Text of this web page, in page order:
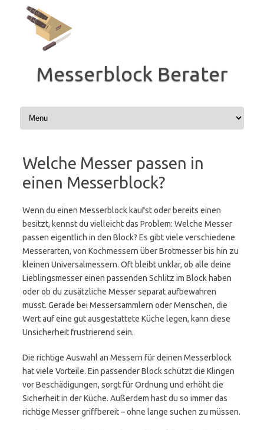
Inhalt
springen
Messerblock Berater
Welche Messer passen in
einen Messerblock?
Wenn du einen Messerblock kaufst oder bereits einen
besitzt, kennst du vielleicht das Problem: Welche Messer
passen eigentlich in den Block? Es gibt viele verschiedene
Messerarten, von Kochmessern über Brotmesser bis hin zu
kleinen Universalmessern. Oft bleibt unklar, ob alle deine
Lieblingsmesser einen passenden Schlitz im Block haben
oder ob du zusätzliche Messer separat aufbewahren
musst. Gerade bei Messersammlern oder Menschen, die
Wert auf eine gut ausgestattete Küche legen, kann diese
Unsicherheit frustrierend sein.
Die richtige Auswahl an Messern für deinen Messerblock
hat viele Vorteile. Ein passender Block schützt die Klingen
vor Beschädigungen, sorgt für Ordnung und erhöht die
Sicherheit in der Küche. Außerdem hast du so immer das
richtige Messer griffbereit – ohne lange suchen zu müssen.